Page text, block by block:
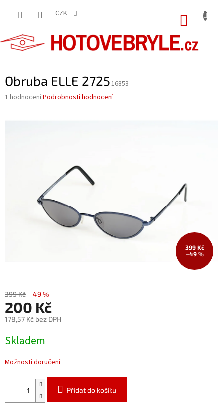
CZK
Obruba ELLE 2725 16853
Průměrné
1 hodnoceníPodrobnosti hodnocení
399 Kč
–49 %
399 Kč –49 %
200 Kč
178,57 Kč bez DPH
cena:
Skladem
Možnosti doručení
Přidat do košíku